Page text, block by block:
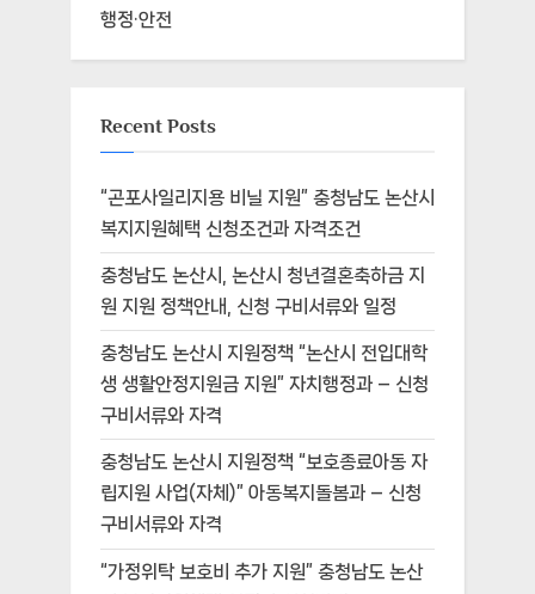
행정·안전
Recent Posts
“곤포사일리지용 비닐 지원” 충청남도 논산시
복지지원혜택 신청조건과 자격조건
충청남도 논산시, 논산시 청년결혼축하금 지
원 지원 정책안내, 신청 구비서류와 일정
충청남도 논산시 지원정책 “논산시 전입대학
생 생활안정지원금 지원” 자치행정과 – 신청
구비서류와 자격
충청남도 논산시 지원정책 “보호종료아동 자
립지원 사업(자체)” 아동복지돌봄과 – 신청
구비서류와 자격
“가정위탁 보호비 추가 지원” 충청남도 논산